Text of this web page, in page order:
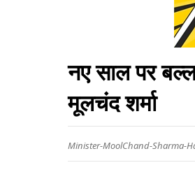
नए साल पर
मूलचंद शर्मा
Minister-MoolChand-Sharma-